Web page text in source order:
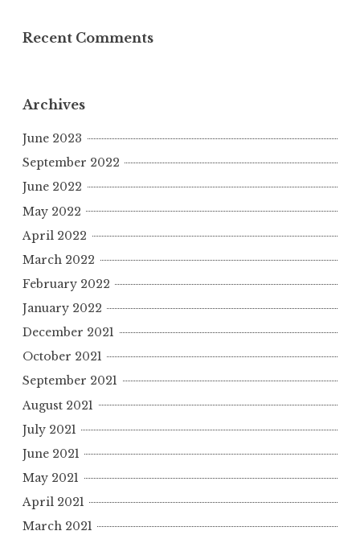
Recent Comments
Archives
June 2023
September 2022
June 2022
May 2022
April 2022
March 2022
February 2022
January 2022
December 2021
October 2021
September 2021
August 2021
July 2021
June 2021
May 2021
April 2021
March 2021